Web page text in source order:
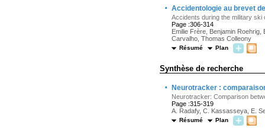
· Accidentologie au brevet
Accidents during the military ski
Page :306-314
Emilie Frère, Benjamin
Carvalho, Thomas Colleony
Résumé Plan
Synthèse de recherche
· Neurotracker :
Neurotracker: Comparison
Page :315-319
A. Radafy, C. Kassasseya, E.
Résumé Plan